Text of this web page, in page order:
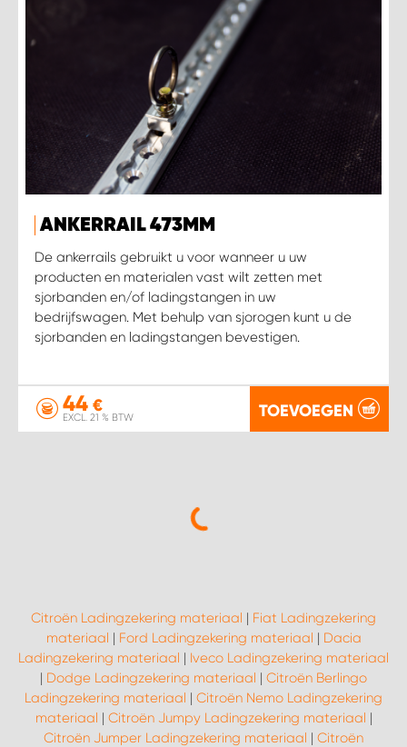
ANKERRAIL 473MM
De ankerrails gebruikt u voor wanneer u uw
producten en materialen vast wilt zetten met
sjorbanden en/of ladingstangen in uw
bedrijfswagen. Met behulp van sjorogen kunt u de
sjorbanden en ladingstangen bevestigen.
44 €
EXCL. 21 % BTW TOEVOEGEN
Citroën Ladingzekering materiaal | Fiat Ladingzekering
materiaal | Ford Ladingzekering materiaal | Dacia
Ladingzekering materiaal | Iveco Ladingzekering materiaal
| Dodge Ladingzekering materiaal | Citroën Berlingo
Ladingzekering materiaal | Citroën Nemo Ladingzekering
materiaal | Citroën Jumpy Ladingzekering materiaal |
Citroën Jumper Ladingzekering materiaal | Citroën